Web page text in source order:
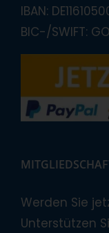
IBAN:
BIC-/SWIFT:
Werden Sie
Unterstützen